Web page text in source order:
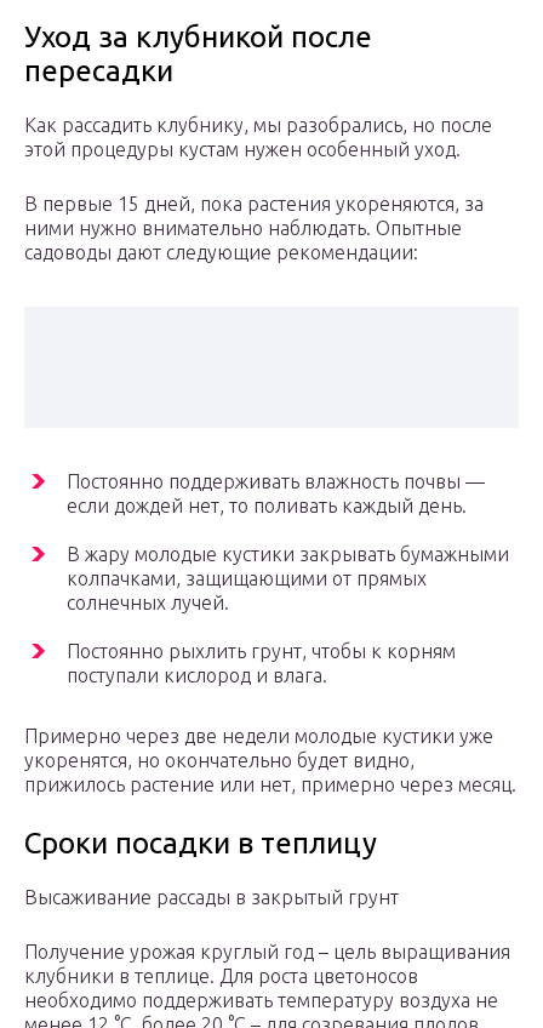
Уход за клубникой после
пересадки
Как рассадить клубнику, мы разобрались, но после
этой процедуры кустам нужен особенный уход.
В первые 15 дней, пока растения укореняются, за
ними нужно внимательно наблюдать. Опытные
садоводы дают следующие рекомендации:
Постоянно поддерживать влажность почвы —
если дождей нет, то поливать каждый день.
В жару молодые кустики закрывать бумажными
колпачками, защищающими от прямых
солнечных лучей.
Постоянно рыхлить грунт, чтобы к корням
поступали кислород и влага.
Примерно через две недели молодые кустики уже
укоренятся, но окончательно будет видно,
прижилось растение или нет, примерно через месяц.
Сроки посадки в теплицу
Высаживание рассады в закрытый грунт
Получение урожая круглый год – цель выращивания
клубники в теплице. Для роста цветоносов
необходимо поддерживать температуру воздуха не